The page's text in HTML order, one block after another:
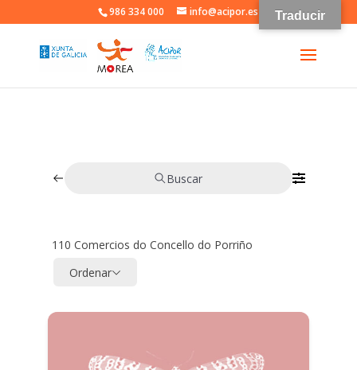
986 334 000 info@acipor.es
Buscar
110 Comercios do Concello do Porriño
Ordenar
Traducir